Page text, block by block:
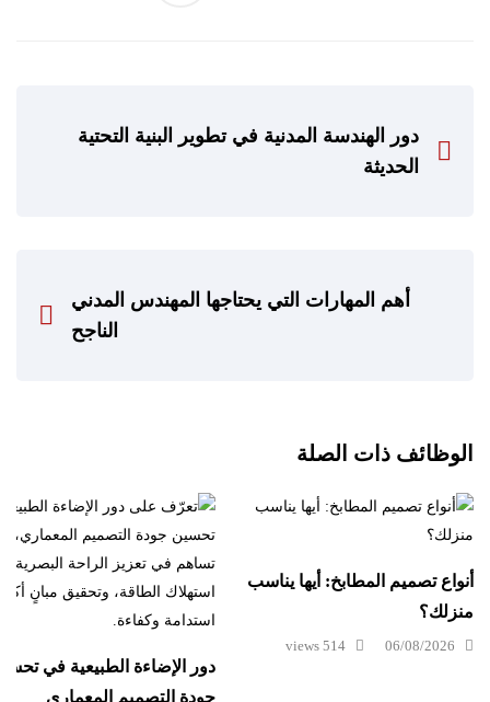
دور الهندسة المدنية في تطوير البنية التحتية
الحديثة
أهم المهارات التي يحتاجها المهندس المدني
الناجح
الوظائف ذات الصلة
أنواع تصميم المطابخ: أيها يناسب
منزلك؟
06/08/2026
514 views
دور الإضاءة الطبيعية في
جودة التصميم المعماري